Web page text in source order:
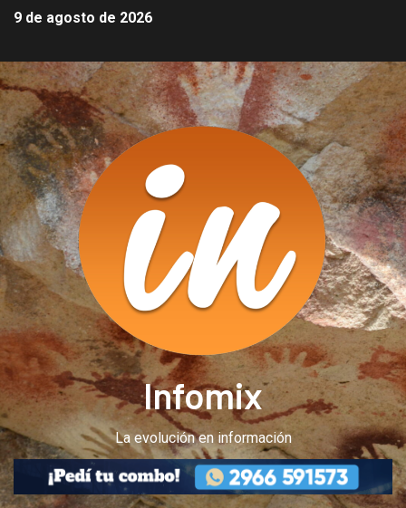
9 de agosto de 2026
Infomix
La evolución en información